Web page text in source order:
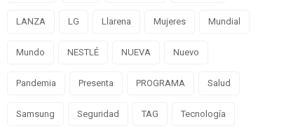
LANZA LG Llarena Mujeres Mundial
Mundo NESTLÉ NUEVA Nuevo
Pandemia Presenta PROGRAMA Salud
Samsung Seguridad TAG Tecnología